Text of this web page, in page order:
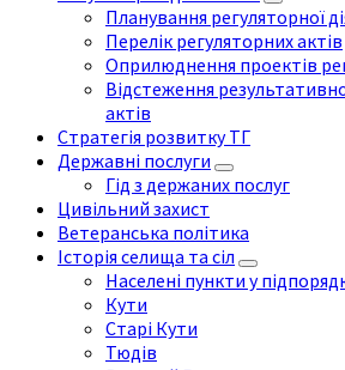
Планування регуляторної
Перелік регуляторних актів
Оприлюднення проектів
Відстеження
актів
Стратегія розвитку ТГ
Державні послуги
Гід з держаних послуг
Цивільний захист
Ветеранська політика
Історія селища та сіл
Населені пункти у
Кути
Старі Кути
Тюдів